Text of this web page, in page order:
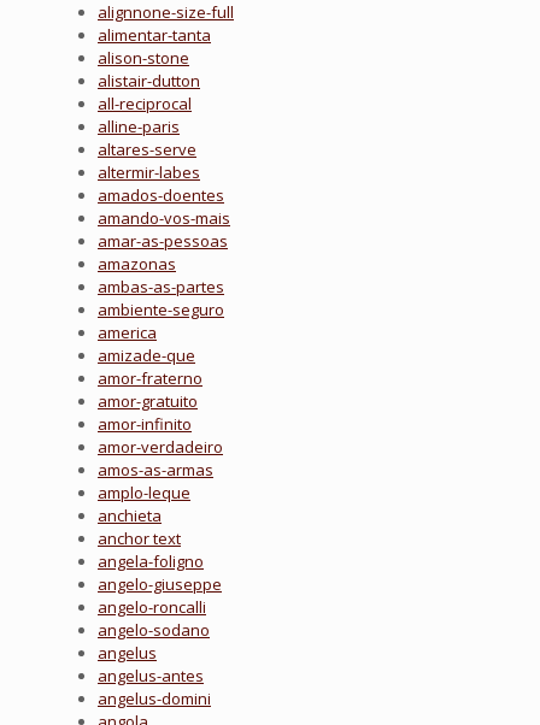
alignnone-size-full
alimentar-tanta
alison-stone
alistair-dutton
all-reciprocal
alline-paris
altares-serve
altermir-labes
amados-doentes
amando-vos-mais
amar-as-pessoas
amazonas
ambas-as-partes
ambiente-seguro
america
amizade-que
amor-fraterno
amor-gratuito
amor-infinito
amor-verdadeiro
amos-as-armas
amplo-leque
anchieta
anchor text
angela-foligno
angelo-giuseppe
angelo-roncalli
angelo-sodano
angelus
angelus-antes
angelus-domini